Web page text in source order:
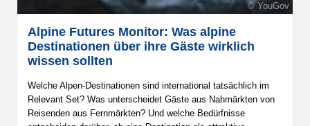
© YouGov
Alpine Futures Monitor: Was alpine
Destinationen über ihre Gäste wirklich
wissen sollten
Welche Alpen-Destinationen sind international tatsächlich im
Relevant Set? Was unterscheidet Gäste aus Nahmärkten von
Reisenden aus Fernmärkten? Und welche Bedürfnisse